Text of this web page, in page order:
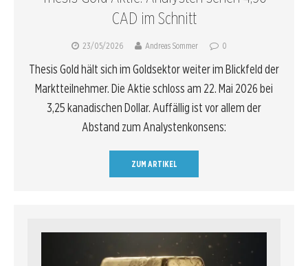
CAD im Schnitt
23/05/2026 Andreas Sommer 0
Thesis Gold hält sich im Goldsektor weiter im Blickfeld der
Marktteilnehmer. Die Aktie schloss am 22. Mai 2026 bei
3,25 kanadischen Dollar. Auffällig ist vor allem der
Abstand zum Analystenkonsens:
ZUM ARTIKEL